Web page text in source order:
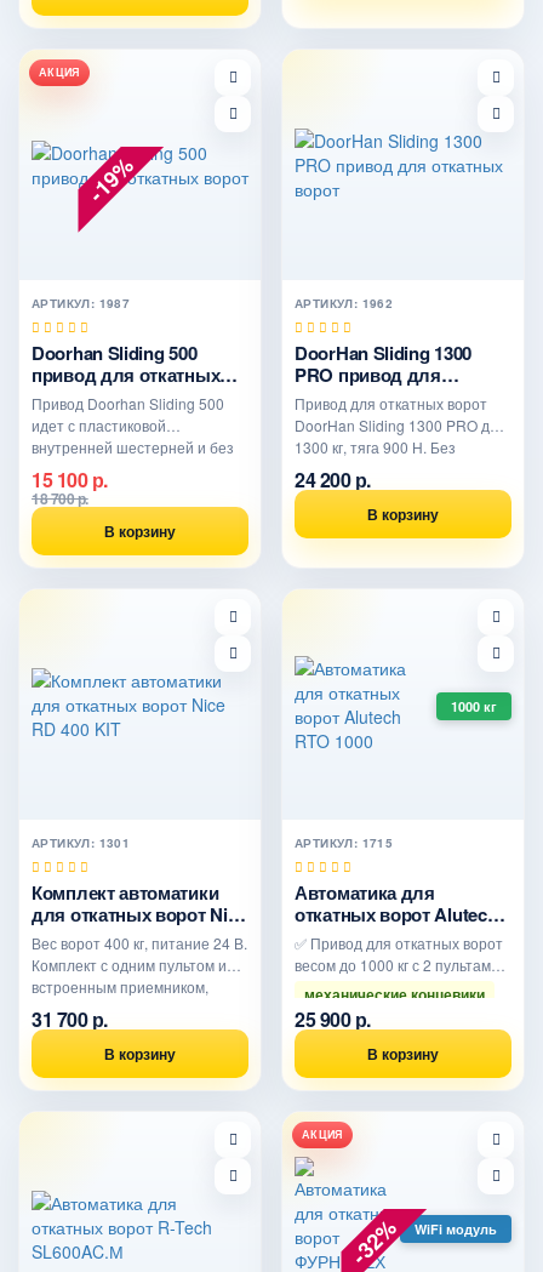
АКЦИЯ
-19%
АРТИКУЛ: 1987
Doorhan Sliding 500
привод для откатных
ворот
Привод Doorhan Sliding 500
идет с пластиковой
внутренней шестерней и без
масляной ванны. Рассчитан д..
15 100 р.
18 700 р.
В корзину
АРТИКУЛ: 1962
DoorHan Sliding 1300
PRO привод для
откатных ворот
Привод для откатных ворот
DoorHan Sliding 1300 PRO до
1300 кг, тяга 900 Н. Без
масляной ванны, доп. ..
24 200 р.
В корзину
АРТИКУЛ: 1301
Комплект автоматики
для откатных ворот Nice
RD 400 KIT
Вес ворот 400 кг, питание 24 В.
Комплект с одним пультом и
встроенным приемником,
замковым переключа..
31 700 р.
В корзину
1000 кг
АРТИКУЛ: 1715
Автоматика для
откатных ворот Alutech
RTO 1000
✅ Привод для откатных ворот
весом до 1000 кг с 2 пультами
механические концевики
удобная установка
25 900 р.
В корзину
АКЦИЯ
-32% WiFi модуль